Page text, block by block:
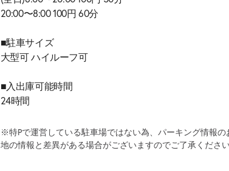
20:00〜8:00 100円 60分
■駐車サイズ
大型可 ハイルーフ可
■入出庫可能時間
24時間
※特Pで運営している駐車場ではない為、パーキング情報
地の情報と差異がある場合がございますのでご了承ください